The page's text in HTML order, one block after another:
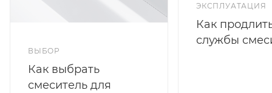
ВЫБОР
Как выбрать
смеситель для
ЭКСПЛУАТАЦИЯ
Как
службы